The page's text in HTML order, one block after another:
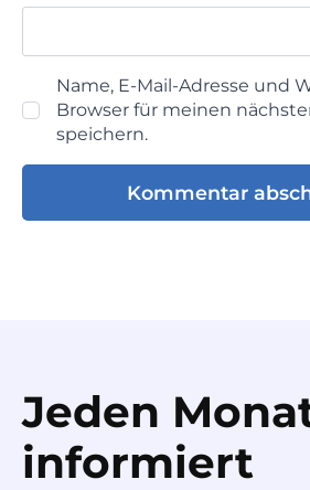
Name, E-Mail-Adresse und
Browser für meinen
speichern.
Jeden
informiert